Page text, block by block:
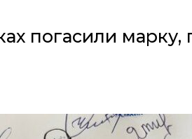
погасили марку,